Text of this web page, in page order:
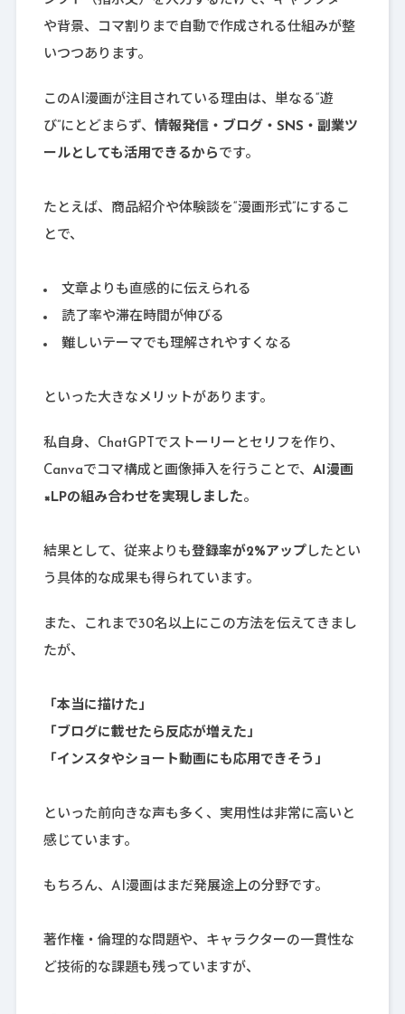
や背景、コマ割りまで自動で作成される仕組みが整
いつつあります。
このAI漫画が注目されている理由は、単なる“遊
び”にとどまらず、 情報発信・ブログ・SNS・副業ツ
ールとしても活用できるから です。
たとえば、商品紹介や体験談を“漫画形式”にするこ
とで、
文章よりも直感的に伝えられる
読了率や滞在時間が伸びる
難しいテーマでも理解されやすくなる
といった大きなメリットがあります。
私自身、ChatGPTでストーリーとセリフを作り、
Canvaでコマ構成と画像挿入を行うことで、 AI漫画
×LPの組み合わせを実現しました。
結果として、従来よりも登録率が2%アップ したとい
う具体的な成果も得られています。
また、これまで30名以上にこの方法を伝えてきまし
たが、
「本当に描けた」
「ブログに載せたら反応が増えた」
「インスタやショート動画にも応用できそう」
といった前向きな声も多く、実用性は非常に高いと
感じています。
もちろん、AI漫画はまだ発展途上の分野です。
著作権・倫理的な問題や、キャラクターの一貫性な
ど技術的な課題も残っていますが、